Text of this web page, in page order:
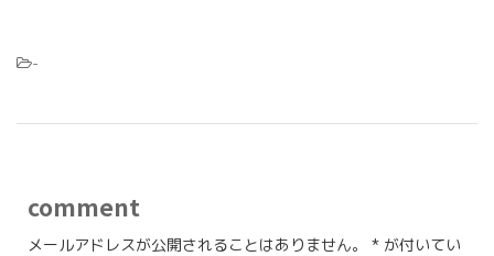
-
comment
メールアドレスが公開されることはありません。 * が付いてい